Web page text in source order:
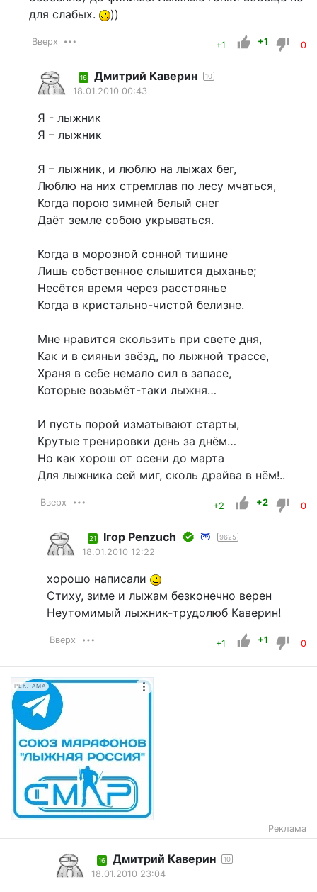
для слабых.
))
Вверх +1 +1 0
16 Дмитрий Каверин 10
18.01.2010 00:43
Я - лыжник
Я – лыжник
Я – лыжник, и люблю на лыжах бег,
Люблю на них стремглав по лесу мчаться,
Когда порою зимней белый снег
Даёт земле собою укрываться.
Когда в морозной сонной тишине
Лишь собственное слышится дыханье;
Несётся время через расстоянье
Когда в кристально-чистой белизне.
Мне нравится скользить при свете дня,
Как и в сияньи звёзд, по лыжной трассе,
Храня в себе немало сил в запасе,
Которые возьмёт-таки лыжня…
И пусть порой изматывают старты,
Крутые тренировки день за днём…
Но как хорош от осени до марта
Для лыжника сей миг, сколь драйва в нём!..
Вверх +2 +2 0
21 Iгор Penzuch 9625
18.01.2010 12:22
хорошо написали
Стиху, зиме и лыжам безконечно верен
Неутомимый лыжник-трудолюб Каверин!
Вверх +1 +1 0
РЕКЛАМА
Реклама
16 Дмитрий Каверин 10
18.01.2010 23:04